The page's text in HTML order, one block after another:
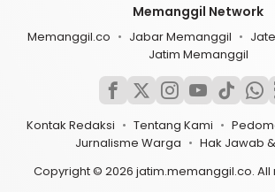
Memanggil Network
Memanggil.co Jabar Memanggil
Jatim Memanggil
Kontak Redaksi Tentang Kami
Jurnalisme Warga
Hak Jawab
Copyright © 2026 jatim.memanggil.co. All